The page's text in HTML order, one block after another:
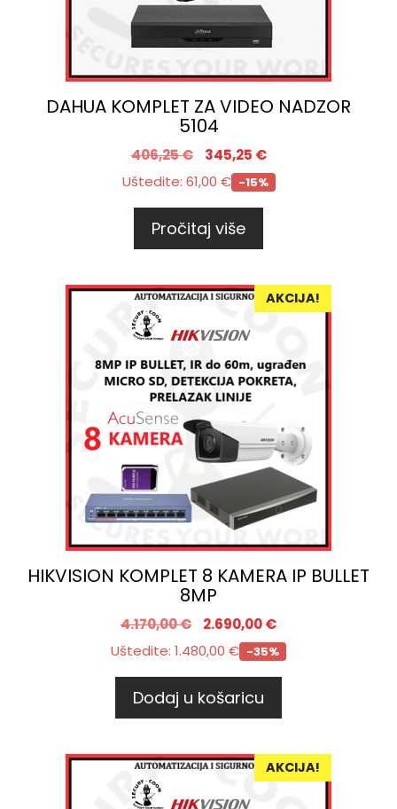
DAHUA KOMPLET ZA VIDEO NADZOR
5104
406,25€ 345,25 €
Uštedite: 61,00 € -15%
Pročitaj više
AKCIJA!
HIKVISION KOMPLET 8 KAMERA IP BULLET
8MP
4.170,00€ 2.690,00€
Uštedite: 1.480,00 € -35%
Dodaj u košaricu
AKCIJA!